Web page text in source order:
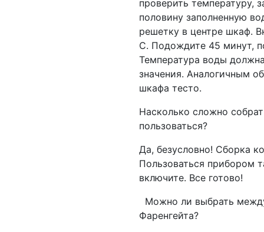
проверить температуру,
половину заполненную
решетку в центре шкаф.
C. Подождите 45 минут,
Температура воды
значения. Аналогичным
шкафа тесто.
Насколько сложно
пользоваться?
Да, безусловно! Сборка
Пользоваться прибором
включите. Все готово!
Можно ли выбрать
Фаренгейта?